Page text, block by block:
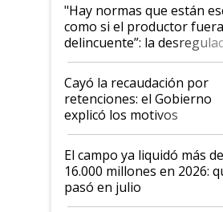
"Hay normas que están
como si el productor
delincuente”: la
al Congreso Aapresid y
habló del financiamiento
Cayó la recaudación por
retenciones: el Gobierno
explicó los motivos
El campo ya liquidó más
16.000 millones en 2026:
pasó en julio